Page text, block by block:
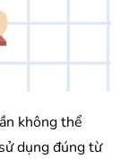
không thể
dụng đúng từ